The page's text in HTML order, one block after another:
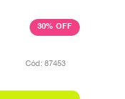
30% OFF
: 87453